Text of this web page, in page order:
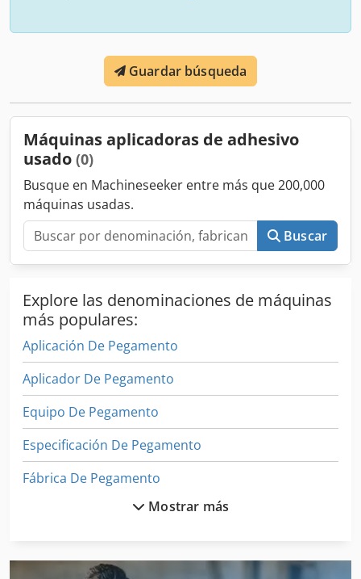
Guardar búsqueda
Máquinas aplicadoras de adhesivo
usado (0)
Busque en Machineseeker entre más que 200,000
máquinas usadas.
Buscar
Explore las denominaciones de máquinas
más populares:
Aplicación De Pegamento
Aplicador De Pegamento
Equipo De Pegamento
Especificación De Pegamento
Fábrica De Pegamento
Maquina De EmbalajeMostrar más